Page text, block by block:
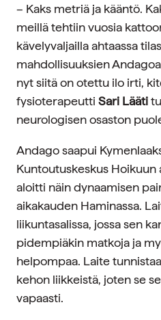
– Kaks metriä ja kääntö.
meillä tehtiin vuosia
kävelyvaljailla ahtaassa
mahdollisuuksien
nyt siitä on otettu ilo irti,
fysioterapeutti Sari Lääti
neurologisen osaston
Andago saapui
Kuntoutuskeskus
aloitti näin dynaamisen
aikakauden Haminassa.
liikuntasalissa, jossa sen
pidempiäkin matkoja ja
helpompaa. Laite
kehon liikkeistä, joten se
vapaasti.